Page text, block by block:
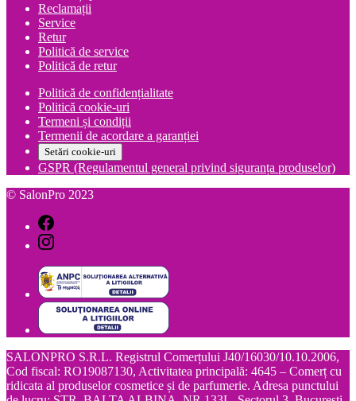
Reclamații
Service
Retur
Politică de service
Politică de retur
Politică de confidențialitate
Politică cookie-uri
Termeni și condiții
Termenii de acordare a garanției
Setări cookie-uri
GSPR (Regulamentul general privind siguranța produselor)
© SalonPro 2023
SALONPRO S.R.L. Registrul Comerțului J40/16030/10.10.2006,
Cod fiscal: RO19087130, Activitatea principală: 4645 – Comerț cu
ridicata al produselor cosmetice și de parfumerie. Adresa punctului